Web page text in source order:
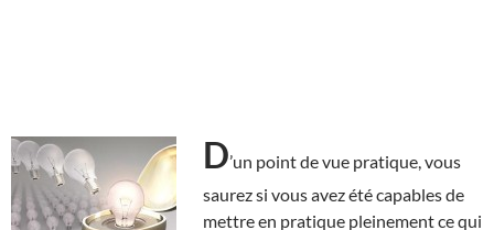
D’un point de vue pratique, vous
saurez si vous avez été capables de
mettre en pratique pleinement ce qui